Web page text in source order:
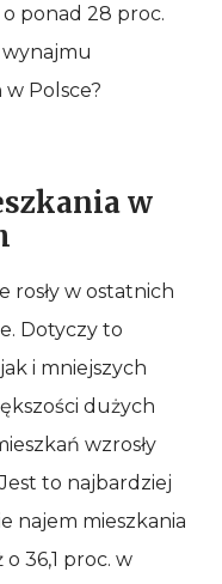
ponad 28 proc.
wynajmu
Polsce?
w
rosły w ostatnich
Dotyczy to
i mniejszych
dużych
wzrosły
to najbardziej
najem mieszkania
36,1 proc. w